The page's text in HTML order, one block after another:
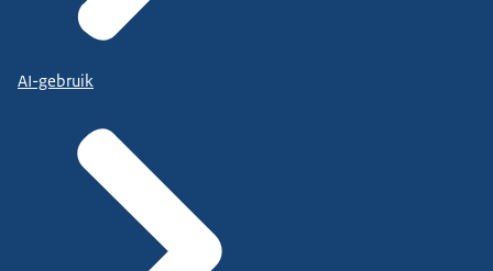
AI-gebruik